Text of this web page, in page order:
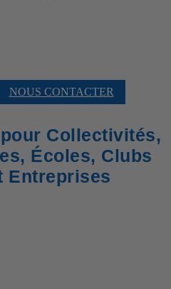
NOUS CONTACTER
Collectivités,
Écoles, Clubs
Entreprises